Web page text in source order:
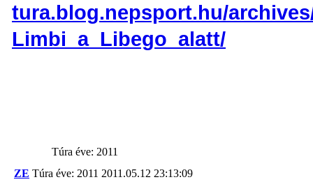
tura.blog.nepsport.hu/
Limbi_a_Libego_alatt/
Túra éve: 2011
ZE Túra éve: 2011 2011.05.12 23:13:09